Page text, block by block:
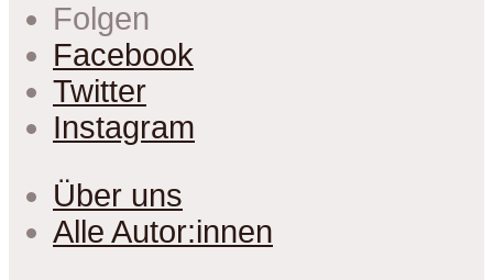
Folgen
Facebook
Twitter
Instagram
Über uns
Alle Autor:innen